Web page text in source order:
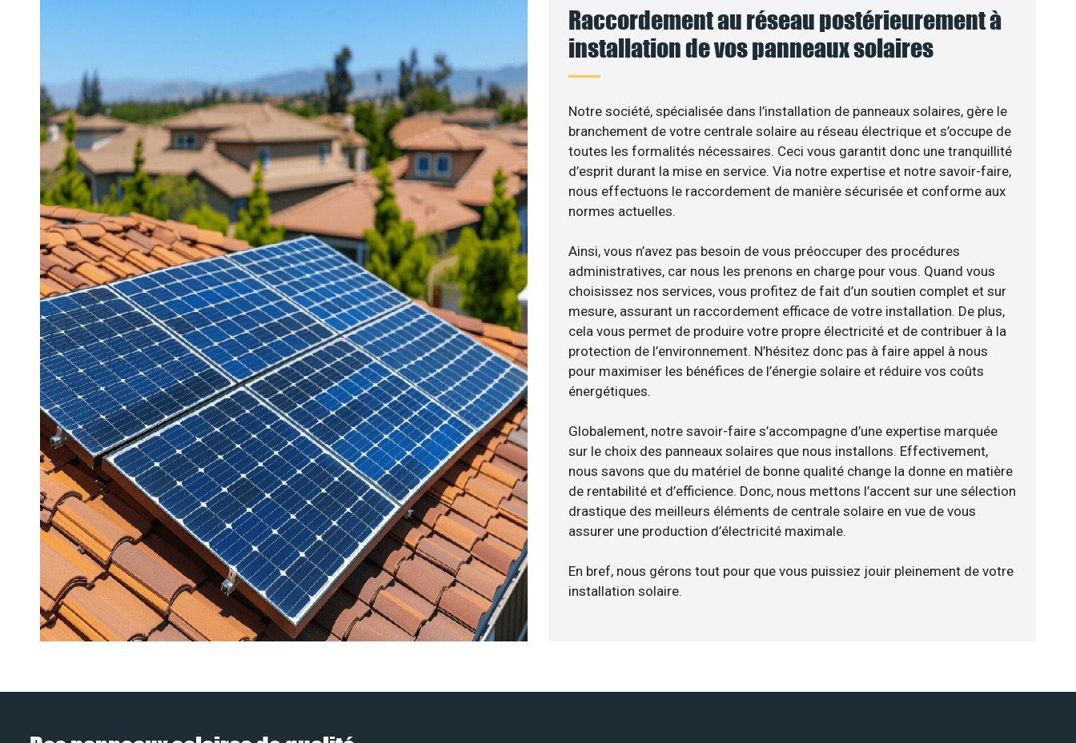
Raccordement au réseau postérieurement à
installation de vos panneaux solaires
Notre société, spécialisée dans l’installation de panneaux solaires, gère le
branchement de votre centrale solaire au réseau électrique et s’occupe de
toutes les formalités nécessaires. Ceci vous garantit donc une tranquillité
d’esprit durant la mise en service. Via notre expertise et notre savoir-faire,
nous effectuons le raccordement de manière sécurisée et conforme aux
normes actuelles.
Ainsi, vous n’avez pas besoin de vous préoccuper des procédures
administratives, car nous les prenons en charge pour vous. Quand vous
choisissez nos services, vous profitez de fait d’un soutien complet et sur
mesure, assurant un raccordement efficace de votre installation. De plus,
cela vous permet de produire votre propre électricité et de contribuer à la
protection de l’environnement. N’hésitez donc pas à faire appel à nous
pour maximiser les bénéfices de l’énergie solaire et réduire vos coûts
énergétiques.
Globalement, notre savoir-faire s’accompagne d’une expertise marquée
sur le choix des panneaux solaires que nous installons. Effectivement,
nous savons que du matériel de bonne qualité change la donne en matière
de rentabilité et d’efficience. Donc, nous mettons l’accent sur une sélection
drastique des meilleurs éléments de centrale solaire en vue de vous
assurer une production d’électricité maximale.
En bref, nous gérons tout pour que vous puissiez jouir pleinement de votre
installation solaire.